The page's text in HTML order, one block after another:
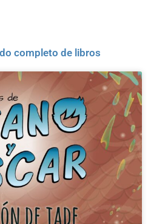
completo de libros